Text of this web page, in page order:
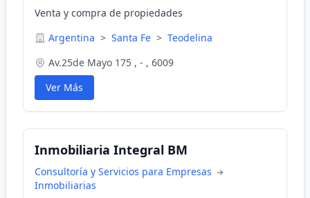
Venta y compra de propiedades
Argentina > Santa Fe > Teodelina
Av.25de Mayo 175 , - , 6009
Ver Más
Inmobiliaria Integral BM
Consultoría y Servicios para Empresas
Inmobiliarias